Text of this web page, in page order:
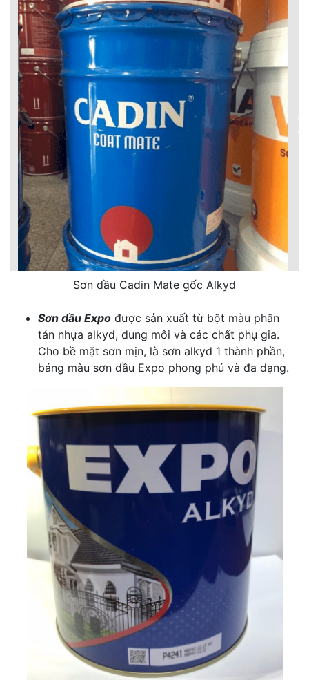
Sơn dầu Cadin Mate gốc Alkyd
Sơn dầu Expo được sản xuất từ bột màu phân
tán nhựa alkyd, dung môi và các chất phụ gia.
Cho bề mặt sơn mịn, là sơn alkyd 1 thành phần,
bảng màu sơn dầu Expo phong phú và đa dạng.